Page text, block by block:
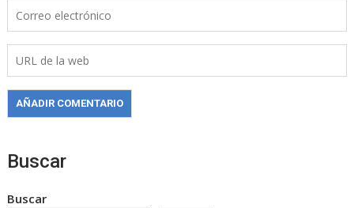
Buscar
Buscar